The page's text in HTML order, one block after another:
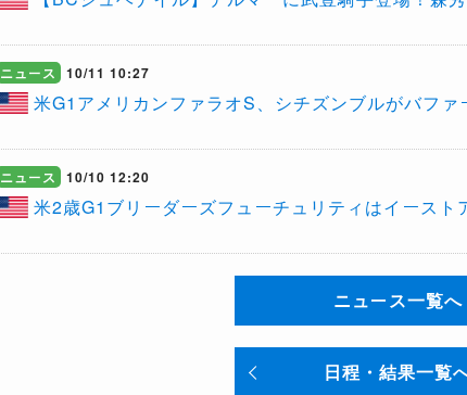
ニュース 10/11 10:27
米G1アメリカンファラオS、シチズンブルがバファ
ニュース 10/10 12:20
米2歳G1ブリーダーズフューチュリティはイース
ニュース一覧へ
日程・結果一覧